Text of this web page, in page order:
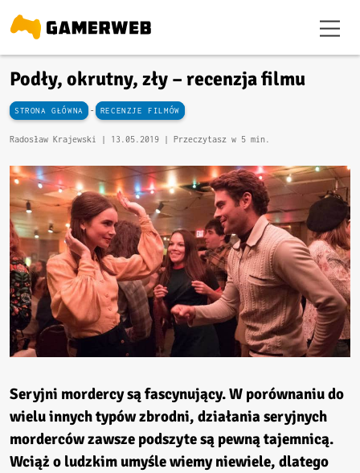
Podły, okrutny, zły – recenzja filmu
STRONA GŁÓWNA - RECENZJE FILMÓW
Radosław Krajewski | 13.05.2019 | Przeczytasz w 5 min.
Seryjni mordercy są fascynujący. W porównaniu do
wielu innych typów zbrodni, działania seryjnych
morderców zawsze podszyte są pewną tajemnicą.
Wciąż o ludzkim umyśle wiemy niewiele, dlatego